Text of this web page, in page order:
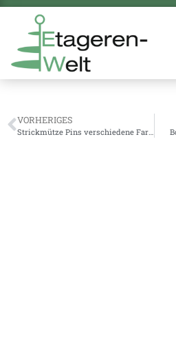
VORHERIGES